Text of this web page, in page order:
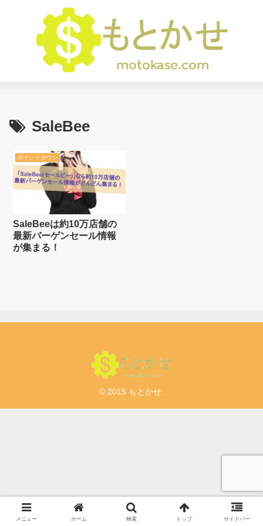
SaleBee
ポイントタウン
SaleBeeは約10万店舗の
最新バーゲンセール情報
が集まる！
© 2015 もとかせ.
メニュー ホーム 検索 トップ サイドバー